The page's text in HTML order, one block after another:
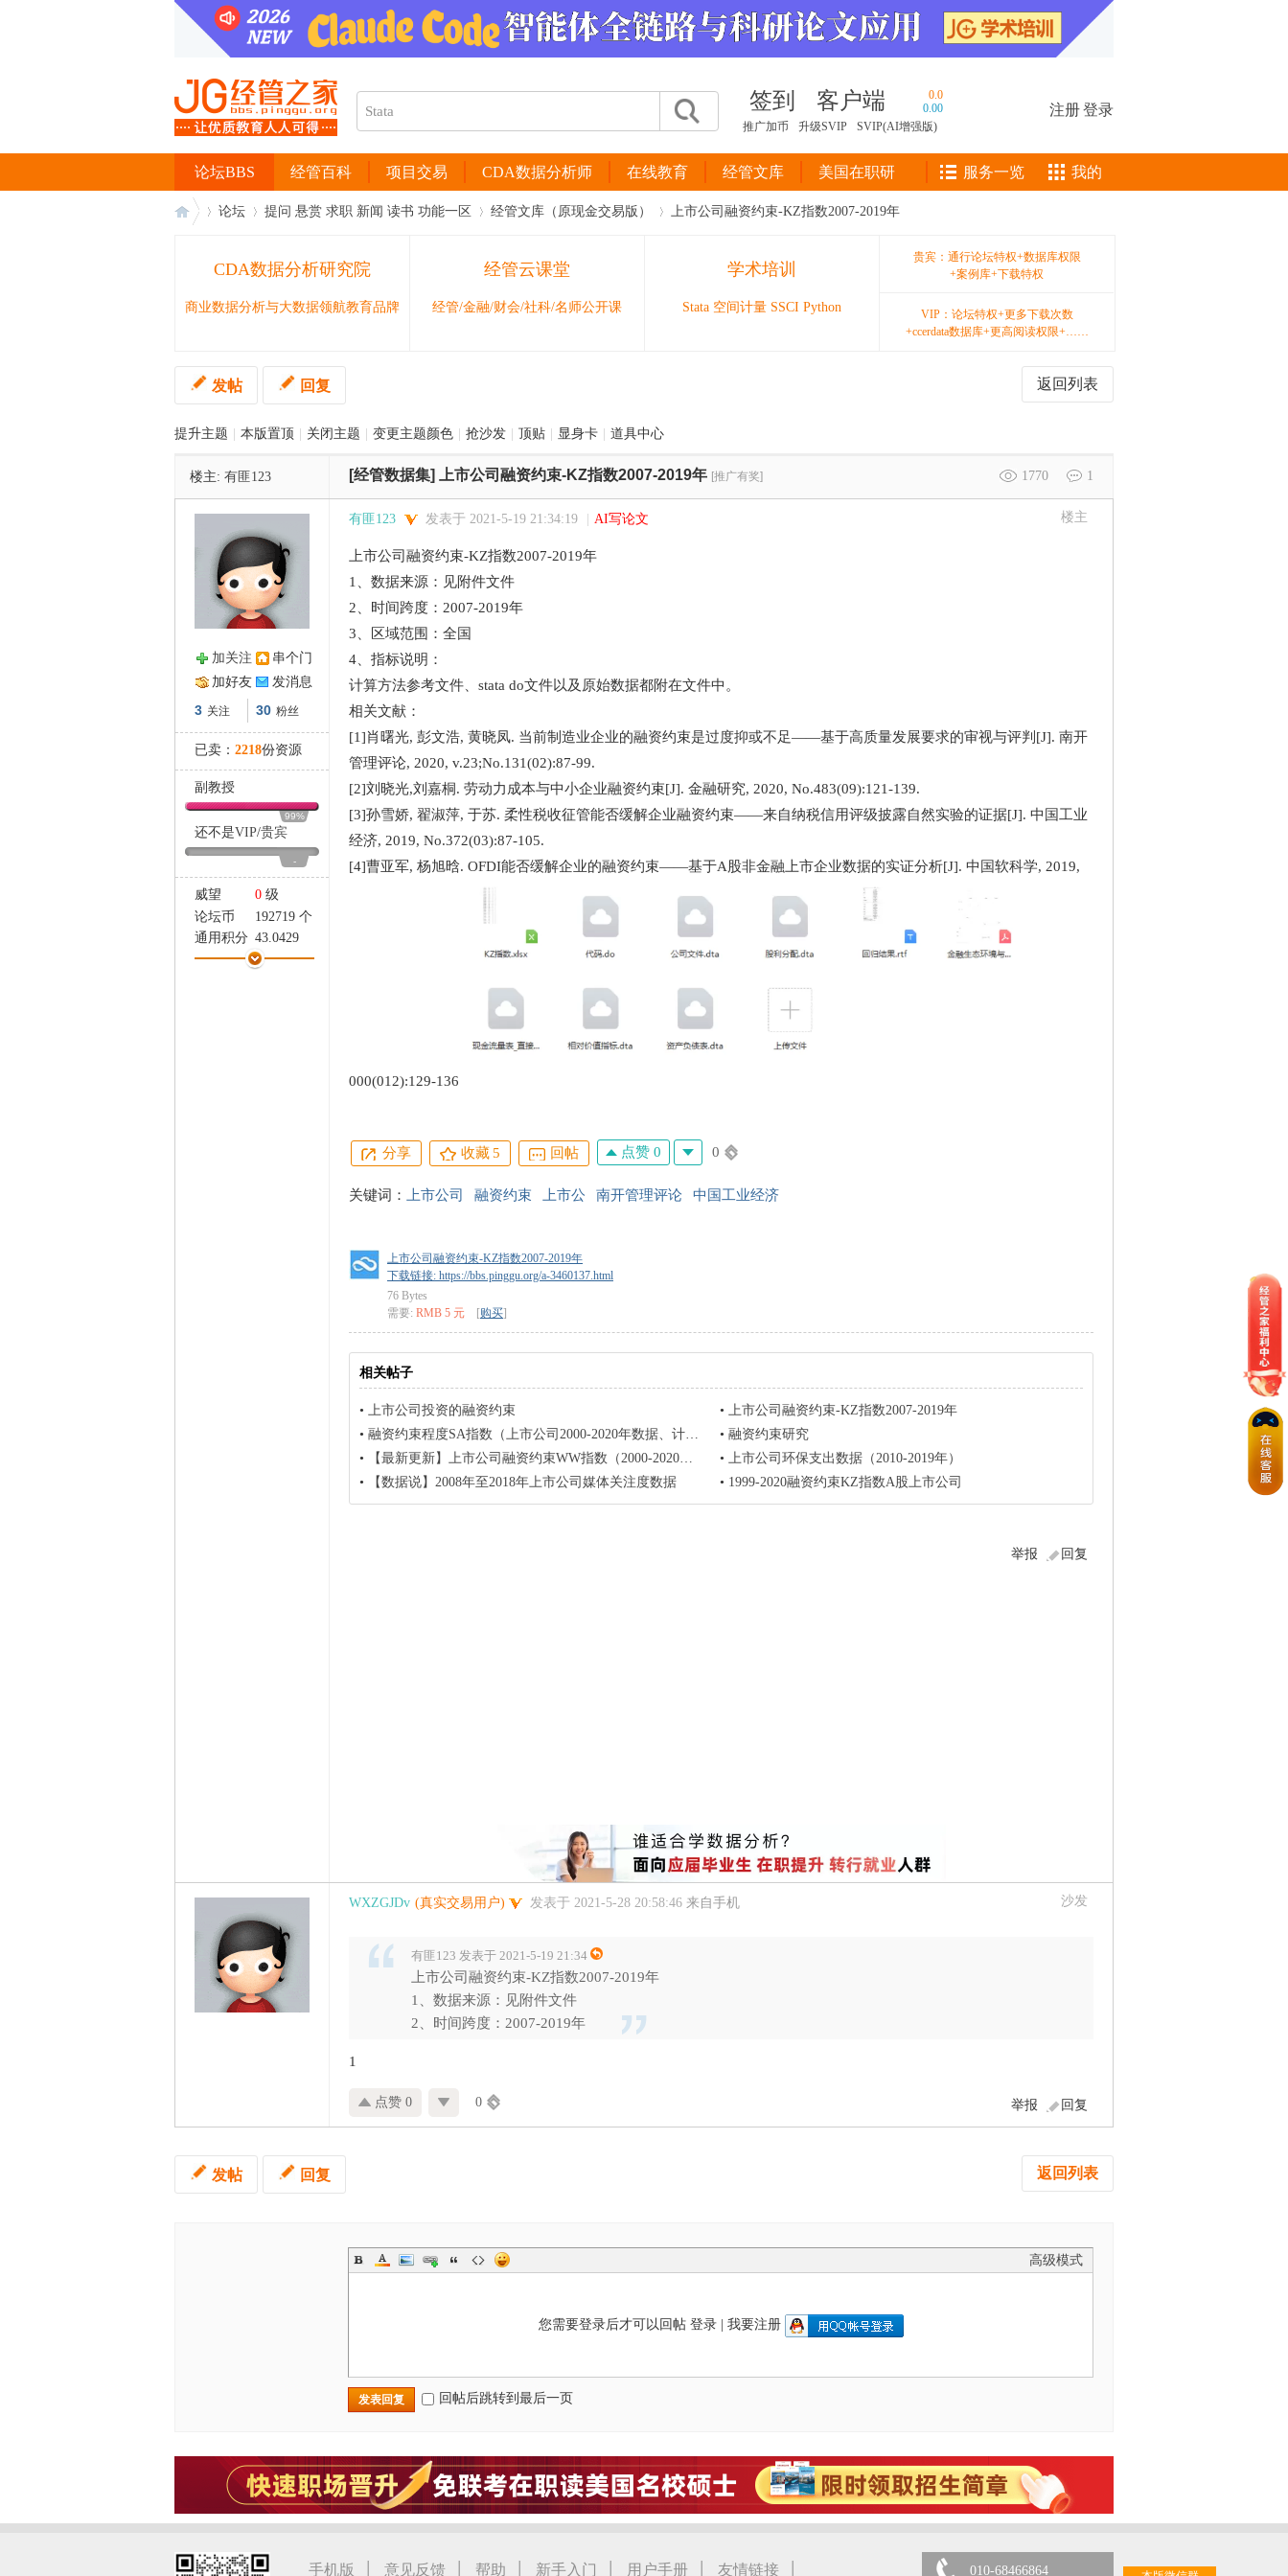
签到 客户端
0.0
0.00
推广加币
升级SVIP SVIP(AI增强版)
注册登录
经管百科 项目交易 CDA数据分析师 在线教育 经管文库 美国在职研
论坛BBS 服务一览 我的
论坛 提问 悬赏 求职 新闻 读书 功能一区 经管文库（原现金交易版） 上市公司融资约束-KZ指数2007-2019年
CDA数据分析研究院
商业数据分析与大数据领航教育品牌
经管云课堂
经管/金融/财会/社科/名师公开课
学术培训
Stata 空间计量 SSCI Python
贵宾：通行论坛特权+数据库权限
+案例库+下载特权
VIP：论坛特权+更多下载次数
+ccerdata数据库+更高阅读权限+……
返回列表
发帖 回复
提升主题 本版置顶 关闭主题 变更主题颜色 抢沙发 顶贴 显身卡 道具中心
楼主: 有匪123 1770 1
[经管数据集] 上市公司融资约束-KZ指数2007-2019年 [推广有奖]
加关注
串个门
加好友
发消息
3 关注 30 粉丝
已卖： 2218份资源
副教授
99%
还不是VIP/贵宾
-
威望 0 级
论坛币
192719 个
通用积分 43.0429
学术水平
0 点
楼主
有匪123 发表于 2021-5-19 21:34:19 AI写论文
上市公司融资约束-KZ指数2007-2019年
1、数据来源：见附件文件
2、时间跨度：2007-2019年
3、区域范围：全国
4、指标说明：
计算方法参考文件、stata do文件以及原始数据都附在文件中。
相关文献：
[1]肖曙光, 彭文浩, 黄晓凤. 当前制造业企业的融资约束是过度抑或不足——基于高质量发展要求的审视与评判[J]. 南开
管理评论, 2020, v.23;No.131(02):87-99.
[2]刘晓光,刘嘉桐. 劳动力成本与中小企业融资约束[J]. 金融研究, 2020, No.483(09):121-139.
[3]孙雪娇, 翟淑萍, 于苏. 柔性税收征管能否缓解企业融资约束——来自纳税信用评级披露自然实验的证据[J]. 中国工业
经济, 2019, No.372(03):87-105.
[4]曹亚军, 杨旭晗. OFDI能否缓解企业的融资约束——基于A股非金融上市企业数据的实证分析[J]. 中国软科学, 2019,
000(012):129-136
分享 收藏5 回帖 点赞 0 0
关键词： 上市公司 融资约束 上市公 南开管理评论 中国工业经济
上市公司融资约束-KZ指数2007-2019年
下载链接: https://bbs.pinggu.org/a-3460137.html
76 Bytes
需要: RMB 5 元 [购买]
相关帖子
• 上市公司投资的融资约束 • 上市公司融资约束-KZ指数2007-2019年
• 融资约束程度SA指数（上市公司2000-2020年数据、计算过程和结果） • 融资约束研究
•
【最新更新】上市公司融资约束WW指数（2000-2020），含详细数据构造步骤！ ！ • 上市公司环保支出数据（2010-2019年）
•
【数据说】2008年至2018年上市公司媒体关注度数据 • 1999-2020融资约束KZ指数A股上市公司
回复
举报
沙发
WXZGJDv (真实交易用户) 发表于 2021-5-28 20:58:46 来自手机
有匪123 发表于 2021-5-19 21:34
上市公司融资约束-KZ指数2007-2019年
1、数据来源：见附件文件
2、时间跨度：2007-2019年
1
回复
举报
点赞 0 0
返回列表
发帖 回复
高级模式
您需要登录后才可以回帖 登录| 我要注册
发表回复 回帖后跳转到最后一页
手机版 | 意见反馈 | 帮助 | 新手入门 | 用户手册 | 友情链接 | 010-68466864